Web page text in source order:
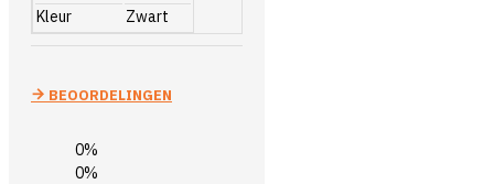
Kleur
Zwart
BEOORDELINGEN
0%
0%